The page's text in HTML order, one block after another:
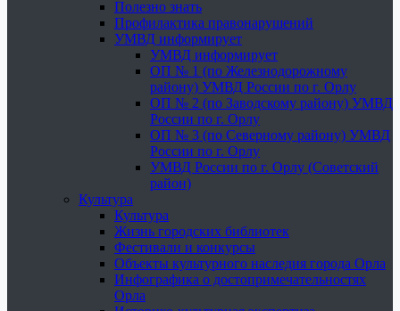
Полезно знать
Профилактика правонарушений
УМВД информирует
УМВД информирует
ОП № 1 (по Железнодорожному
району) УМВД России по г. Орлу
ОП № 2 (по Заводскому району) УМВД
России по г. Орлу
ОП № 3 (по Северному району) УМВД
России по г. Орлу
УМВД России по г. Орлу (Советский
район)
Культура
Культура
Жизнь городских библиотек
Фестивали и конкурсы
Объекты культурного наследия города Орла
Инфографика о достопримечательностях
Орла